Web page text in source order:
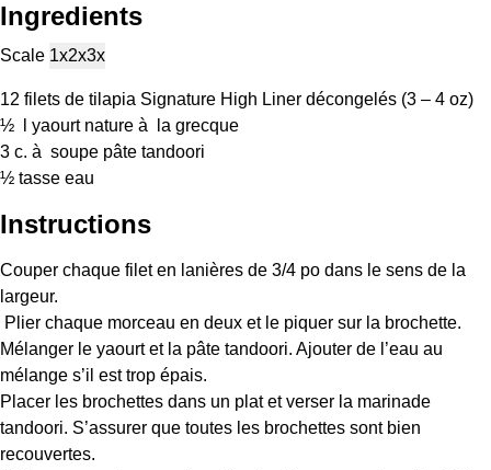
Ingredients
Scale 1x2x3x
12 filets de tilapia Signature High Liner décongelés (3 – 4 oz)
½ l yaourt nature à la grecque
3 c. à soupe pâte tandoori
½ tasse eau
Instructions
Couper chaque filet en lanières de 3/4 po dans le sens de la
largeur.
Plier chaque morceau en deux et le piquer sur la brochette.
Mélanger le yaourt et la pâte tandoori. Ajouter de l’eau au
mélange s’il est trop épais.
Placer les brochettes dans un plat et verser la marinade
tandoori. S’assurer que toutes les brochettes sont bien
recouvertes.